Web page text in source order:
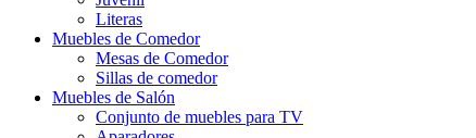
Literas
Muebles de Comedor
Mesas de Comedor
Sillas de comedor
Muebles de Salón
Conjunto de muebles para TV